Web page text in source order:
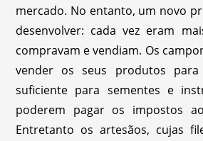
mercado. No entanto, um novo
desenvolver: cada vez eram
compravam e vendiam. Os
vender os seus produtos para
suficiente para sementes e
poderem pagar os impostos
Entretanto os artesãos, cujas